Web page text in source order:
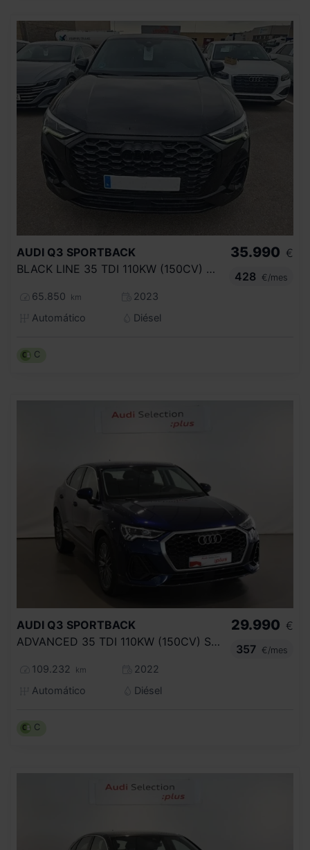
AUDI Q3 SPORTBACK
BLACK LINE 35 TDI 110KW (150CV) S TRONIC
65.850 km
2023
Automático
Diésel
35.990 €
428
€/mes
C
AUDI Q3 SPORTBACK
ADVANCED 35 TDI 110KW (150CV) S TRONIC
109.232 km
2022
Automático
Diésel
29.990 €
357
€/mes
C